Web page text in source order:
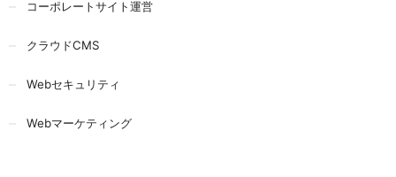
コーポレートサイト運営
クラウドCMS
Webセキュリティ
Webマーケティング